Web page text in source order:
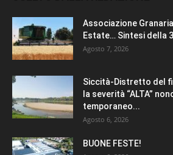
Associazione
Estate… Sintesi della
Agosto 7, 2026
Siccità-Distretto del
la severità “ALTA”
temporaneo...
Agosto 6, 2026
BUONE FESTE!